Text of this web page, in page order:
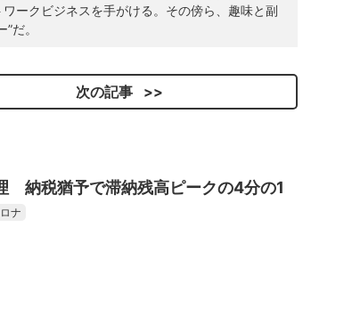
ークビジネスを手がける。その傍ら、趣味と副
だ。
次の記事
納税猶予で滞納残高ピークの4分の1
ナ